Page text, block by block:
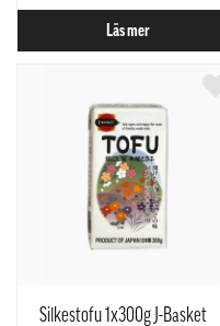
Läs mer
Silkestofu 1x300g J-Basket